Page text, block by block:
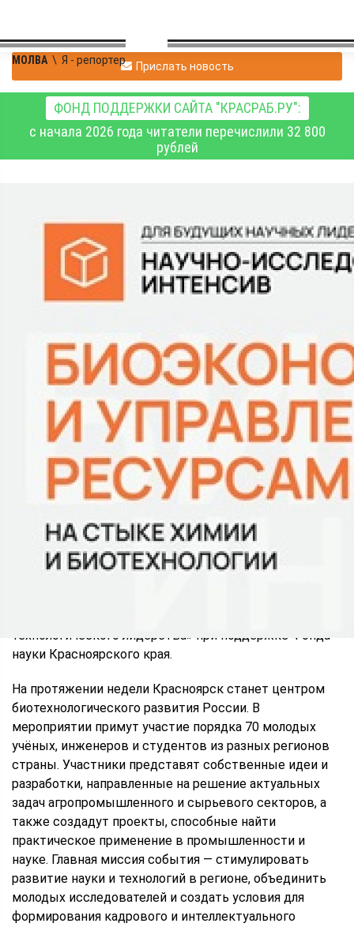
МОЛВА \ Я - репортер Прислать новость
ФОНД ПОДДЕРЖКИ САЙТА "КРАСРАБ.РУ":
с начала 2026 года читатели перечислили 32 800
рублей
Красноярск объединит
молодых учёных со всей
России: стартует неделя
развития
С 26 октября по 2 ноября в Красноярске пройдёт
научное мероприятие, посвящённое развитию
технологического лидерства» при поддержке Фонда
науки Красноярского края.
На протяжении недели Красноярск станет центром
биотехнологического развития России. В
мероприятии примут участие порядка 70 молодых
учёных, инженеров и студентов из разных регионов
страны. Участники представят собственные идеи и
разработки, направленные на решение актуальных
задач агропромышленного и сырьевого секторов, а
также создадут проекты, способные найти
практическое применение в промышленности и
науке. Главная миссия события — стимулировать
развитие науки и технологий в регионе, объединить
молодых исследователей и создать условия для
формирования кадрового и интеллектуального